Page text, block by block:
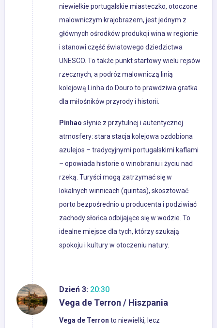
niewielkie portugalskie miasteczko, otoczone
malowniczym krajobrazem, jest jednym z
głównych ośrodków produkcji wina w regionie
i stanowi część światowego dziedzictwa
UNESCO. To także punkt startowy wielu rejsów
rzecznych, a podróż malowniczą linią
kolejową Linha do Douro to prawdziwa gratka
dla miłośników przyrody i historii.
Pinhao słynie z przytulnej i autentycznej
atmosfery: stara stacja kolejowa ozdobiona
azulejos – tradycyjnymi portugalskimi kaflami
– opowiada historie o winobraniu i życiu nad
rzeką. Turyści mogą zatrzymać się w
lokalnych winnicach (quintas), skosztować
porto bezpośrednio u producenta i podziwiać
zachody słońca odbijające się w wodzie. To
idealne miejsce dla tych, którzy szukają
spokoju i kultury w otoczeniu natury.
Dzień 3: 20:30
Vega de Terron / Hiszpania
Vega de Terron to niewielki, lecz